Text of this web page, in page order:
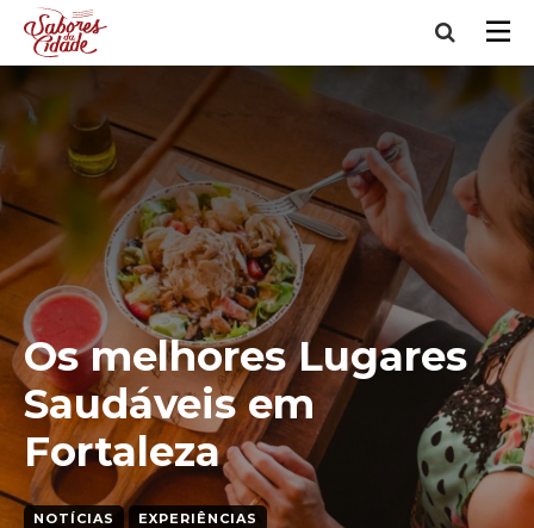
Os melhores Lugares
Saudáveis em
Fortaleza
NOTÍCIAS
EXPERIÊNCIAS